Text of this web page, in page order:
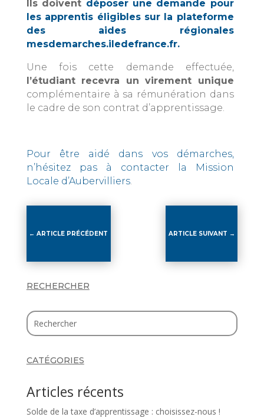
Ils doivent déposer une demande pour
les apprentis éligibles sur la plateforme
des aides régionales
mesdemarches.iledefrance.fr.
Une fois cette demande effectuée,
l’étudiant recevra un virement unique
complémentaire à sa rémunération dans
le cadre de son contrat d’apprentissage.
Pour être aidé dans vos démarches,
n’hésitez pas à contacter la Mission
Locale d’Aubervilliers.
←ARTICLE PRÉCÉDENT ARTICLE SUIVANT →
RECHERCHER
CATÉGORIES
Articles récents
Solde de la taxe d’apprentissage : choisissez-nous !